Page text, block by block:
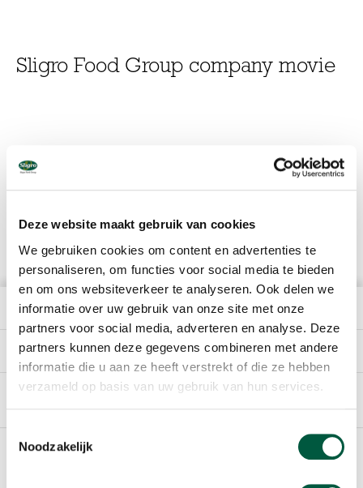
Deze website maakt gebruik van cookies
We gebruiken cookies om content en advertenties te
personaliseren, om functies voor social media te bieden
en om ons websiteverkeer te analyseren. Ook delen we
informatie over uw gebruik van onze site met onze
partners voor social media, adverteren en analyse. Deze
partners kunnen deze gegevens combineren met andere
informatie die u aan ze heeft verstrekt of die ze hebben
verzameld op basis van uw gebruik van hun services.
Noodzakelijk
Sligro Food Group company movie
THE COMPANY
DIRECTLY TO
Footer